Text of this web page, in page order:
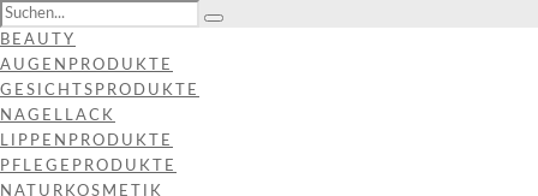
BEAUTY
AUGENPRODUKTE
GESICHTSPRODUKTE
NAGELLACK
LIPPENPRODUKTE
PFLEGEPRODUKTE
NATURKOSMETIK